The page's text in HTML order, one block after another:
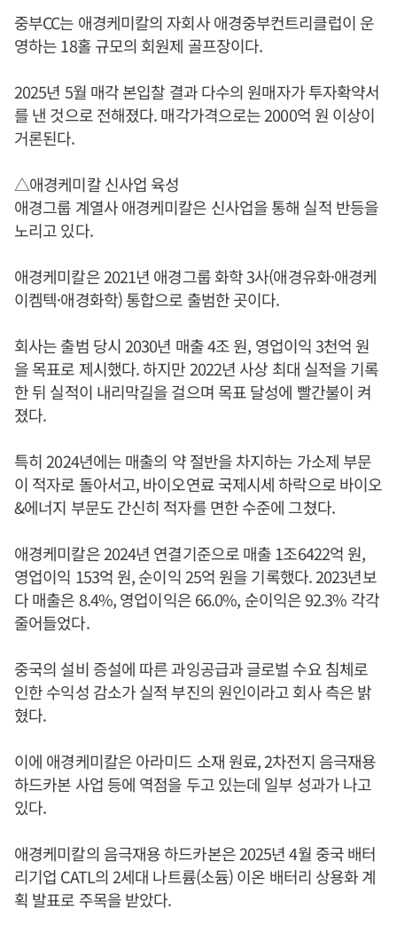
중부CC는 애경케미칼의 자회사 애경중부컨트리클럽이 운
영하는 18홀 규모의 회원제 골프장이다.
2025년 5월 매각 본입찰 결과 다수의 원매자가 투자확약서
를 낸 것으로 전해졌다. 매각가격으로는 2000억 원 이상이
거론된다.
△애경케미칼 신사업 육성
애경그룹 계열사 애경케미칼은 신사업을 통해 실적 반등을
노리고 있다.
애경케미칼은 2021년 애경그룹 화학 3사(애경유화·애경케
이켐텍·애경화학) 통합으로 출범한 곳이다.
회사는 출범 당시 2030년 매출 4조 원, 영업이익 3천억 원
을 목표로 제시했다. 하지만 2022년 사상 최대 실적을 기록
한 뒤 실적이 내리막길을 걸으며 목표 달성에 빨간불이 켜
졌다.
특히 2024년에는 매출의 약 절반을 차지하는 가소제 부문
이 적자로 돌아서고, 바이오연료 국제시세 하락으로 바이오
&에너지 부문도 간신히 적자를 면한 수준에 그쳤다.
애경케미칼은 2024년 연결기준으로 매출 1조6422억 원,
영업이익 153억 원, 순이익 25억 원을 기록했다. 2023년보
다 매출은 8.4%, 영업이익은 66.0%, 순이익은 92.3% 각각
줄어들었다.
중국의 설비 증설에 따른 과잉공급과 글로벌 수요 침체로
인한 수익성 감소가 실적 부진의 원인이라고 회사 측은 밝
혔다.
이에 애경케미칼은 아라미드 소재 원료, 2차전지 음극재용
하드카본 사업 등에 역점을 두고 있는데 일부 성과가 나고
있다.
애경케미칼의 음극재용 하드카본은 2025년 4월 중국 배터
리기업 CATL의 2세대 나트륨(소듐) 이온 배터리 상용화 계
획 발표로 주목을 받았다.